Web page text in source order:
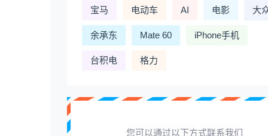
宝马 电动车 AI 电影 大
余承东 Mate 60 iPhone手机
台积电 格力
您可以通过以下方式联系我们